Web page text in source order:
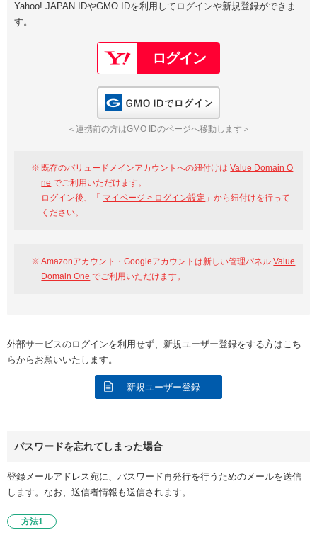
Google
GMO ID Amazon
※AmazonはValue Domain Oneのログイン画面へ遷移します
Value Domain Oneアカウント作成
以下でも登録可能
Google Yahoo!
GMO ID
Yahoo! JAPAN IDやGMO IDを利用してログインや新規登録ができま
す。
＜連携前の方はGMO IDのページへ移動します＞
既存のバリュードメインアカウントへの紐付けはValue Domain O
ne でご利用いただけます。
ログイン後、「 マイページ > ログイン設定 」から紐付けを行って
ください。
Amazonアカウント・Googleアカウントは新しい管理パネルValue
Domain One でご利用いただけます。
外部サービスのログインを利用せず、新規ユーザー登録をする方はこち
らからお願いいたします。
新規ユーザー登録
パスワードを忘れてしまった場合
登録メールアドレス宛に、パスワード再発行を行うためのメールを送信
します。なお、送信者情報も送信されます。
方法1